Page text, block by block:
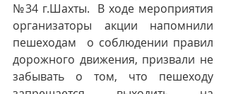
№34 г.Шахты.  В ходе мероприятия
организаторы акции напомнили
пешеходам  о соблюдении правил
дорожного движения, призвали не
забывать о том, что пешеходу